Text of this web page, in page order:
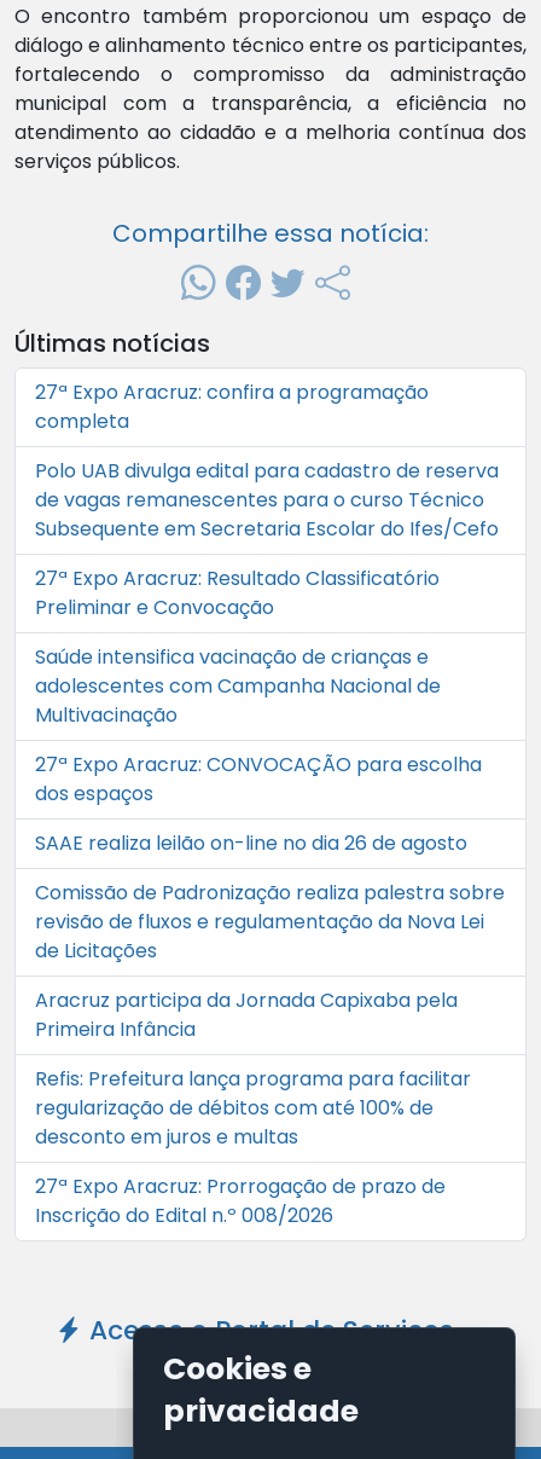
O encontro também proporcionou um espaço de
diálogo e alinhamento técnico entre os participantes,
fortalecendo o compromisso da administração
municipal com a transparência, a eficiência no
atendimento ao cidadão e a melhoria contínua dos
serviços públicos.
Compartilhe essa notícia:
Últimas notícias
27ª Expo Aracruz: confira a programação
completa
Polo UAB divulga edital para cadastro de reserva
de vagas remanescentes para o curso Técnico
Subsequente em Secretaria Escolar do Ifes/Cefo
27ª Expo Aracruz: Resultado Classificatório
Preliminar e Convocação
Saúde intensifica vacinação de crianças e
adolescentes com Campanha Nacional de
Multivacinação
27ª Expo Aracruz: CONVOCAÇÃO para escolha
dos espaços
SAAE realiza leilão on-line no dia 26 de agosto
Comissão de Padronização realiza palestra sobre
revisão de fluxos e regulamentação da Nova Lei
de Licitações
Aracruz participa da Jornada Capixaba pela
Primeira Infância
Refis: Prefeitura lança programa para facilitar
regularização de débitos com até 100% de
desconto em juros e multas
27ª Expo Aracruz: Prorrogação de prazo de
Inscrição do Edital n.º 008/2026
Acesse o Portal de Serviços -
Clique Aqui
Cookies e
privacidade